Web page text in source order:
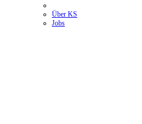
Über KS
Jobs